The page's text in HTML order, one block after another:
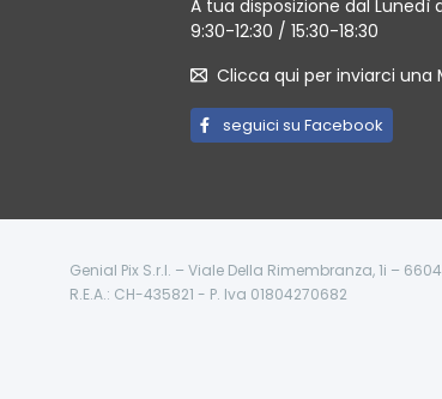
A tua disposizione dal Lunedì
9:30-12:30 / 15:30-18:30
Clicca qui per inviarci una
seguici su Facebook
Genial Pix S.r.l. – Viale Della Rimembranza, 1i –
R.E.A.: CH-435821 - P. Iva 01804270682